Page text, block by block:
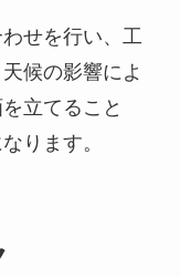
せを行い、工
候の影響によ
立てること
ります。